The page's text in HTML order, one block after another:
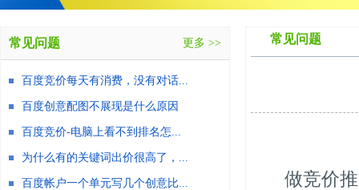
常见问题
做竞价推
常见问题 更多 >>
百度竞价每天有消费，没有对话...
百度创意配图不展现是什么原因
百度竞价-电脑上看不到排名怎...
为什么有的关键词出价很高了，...
百度帐户一个单元写几个创意比...